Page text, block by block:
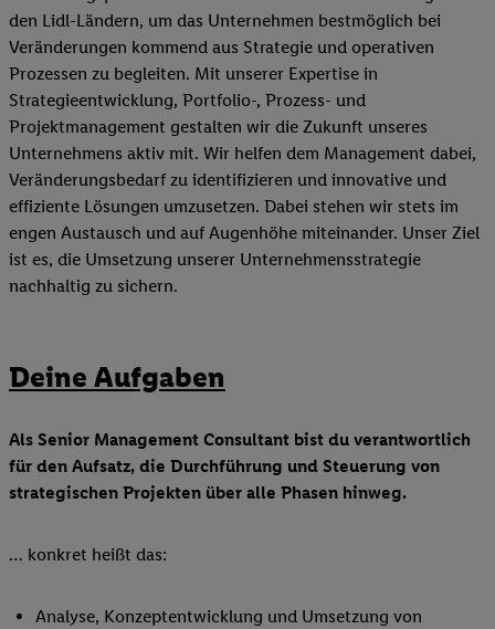
den Lidl-Ländern, um das Unternehmen bestmöglich bei
Veränderungen kommend aus Strategie und operativen
Prozessen zu begleiten. Mit unserer Expertise in
Strategieentwicklung, Portfolio-, Prozess- und
Projektmanagement gestalten wir die Zukunft unseres
Unternehmens aktiv mit. Wir helfen dem Management dabei,
Veränderungsbedarf zu identifizieren und innovative und
effiziente Lösungen umzusetzen. Dabei stehen wir stets im
engen Austausch und auf Augenhöhe miteinander. Unser Ziel
ist es, die Umsetzung unserer Unternehmensstrategie
nachhaltig zu sichern.
Deine Aufgaben
Als Senior Management Consultant bist du verantwortlich
für den Aufsatz, die Durchführung und Steuerung von
strategischen Projekten über alle Phasen hinweg.
… konkret heißt das:
Analyse, Konzeptentwicklung und Umsetzung von